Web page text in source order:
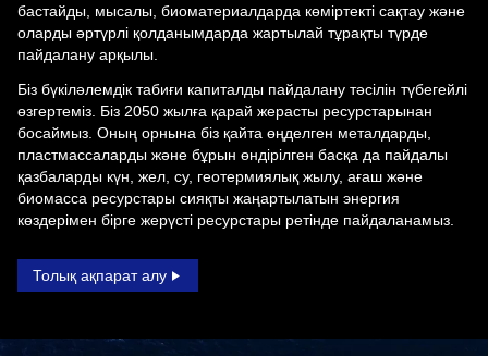
бастайды, мысалы, биоматериалдарда көміртекті сақтау және
оларды әртүрлі қолданымдарда жартылай тұрақты түрде
пайдалану арқылы.
Біз бүкіләлемдік табиғи капиталды пайдалану тәсілін түбегейлі
өзгертеміз. Біз 2050 жылға қарай жерасты ресурстарынан
босаймыз. Оның орнына біз қайта өңделген металдарды,
пластмассаларды және бұрын өндірілген басқа да пайдалы
қазбаларды күн, жел, су, геотермиялық жылу, ағаш және
биомасса ресурстары сияқты жаңартылатын энергия
көздерімен бірге жерүсті ресурстары ретінде пайдаланамыз.
Толық ақпарат алу